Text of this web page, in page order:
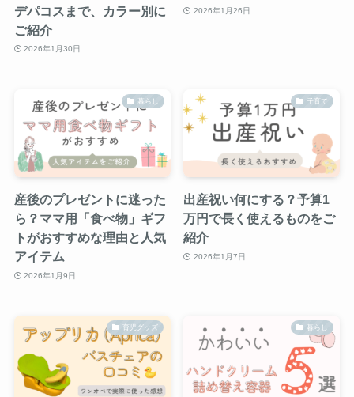
デパコスまで、カラー別に
ご紹介
2026年1月30日
2026年1月26日
暮らし
産後のプレゼントに迷った
ら？ママ用「食べ物」ギフ
トがおすすめな理由と人気
アイテム
2026年1月9日
子育て
出産祝い何にする？予算1
万円で長く使えるものをご
紹介
2026年1月7日
育児グッズ 暮らし